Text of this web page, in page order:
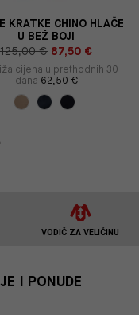
KRATKE CHINO HLAČE
U BEŽ BOJI
125,00 € 87,50 €
cijena u prethodnih 30
dana 62,50 €
VODIČ ZA VELIČINU
I PONUDE